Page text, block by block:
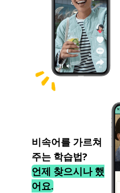
비속어를 가르쳐
주는 학습법?
언제 찾으시나 했
어요.